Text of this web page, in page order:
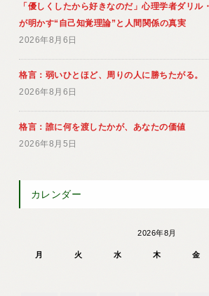
「優しくしたから好きなのだ」心理学者ダリル
が明かす“自己知覚理論”と人間関係の真実
2026年8月6日
格言：弱いひとほど、周りの人に勝ちたがる。
2026年8月6日
格言：誰に何を渡したかが、あなたの価値
2026年8月5日
カレンダー
2026年8月
月 火 水 木 金